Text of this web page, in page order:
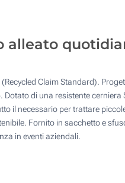
(Su un lato)
lato)
:
Aggiorna
alleato
Claim Standard).
di una resistente cerniera
il necessario per trattare
Fornito in sacchetto e
in eventi aziendali.